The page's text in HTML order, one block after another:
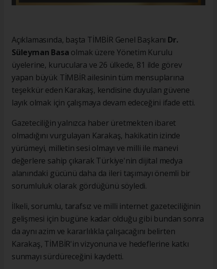
Açıklamasında, başta TİMBİR Genel Başkanı Dr.
Süleyman Basa olmak üzere Yönetim Kurulu
üyelerine, kuruculara ve 26 ülkede, 81 ilde görev
yapan büyük TİMBİR ailesinin tüm mensuplarına
teşekkür eden Karakaş, kendisine duyulan güvene
layık olmak için çalışmaya devam edeceğini ifade etti.
Gazeteciliğin yalnızca haber üretmekten ibaret
olmadığını vurgulayan Karakaş, hakikatin izinde
yürümeyi, milletin sesi olmayı ve milli ile manevi
değerlere sahip çıkarak Türkiye'nin dijital medya
alanındaki gücünü daha da ileri taşımayı önemli bir
sorumluluk olarak gördüğünü söyledi.
İlkeli, sorumlu, tarafsız ve milli internet gazeteciliğinin
gelişmesi için bugüne kadar olduğu gibi bundan sonra
da aynı azim ve kararlılıkla çalışacağını belirten
Karakaş, TİMBİR'in vizyonuna ve hedeflerine katkı
sunmayı sürdüreceğini kaydetti.